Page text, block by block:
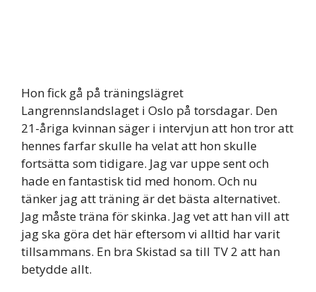
Hon fick gå på träningslägret
Langrennslandslaget i Oslo på torsdagar. Den
21-åriga kvinnan säger i intervjun att hon tror att
hennes farfar skulle ha velat att hon skulle
fortsätta som tidigare. Jag var uppe sent och
hade en fantastisk tid med honom. Och nu
tänker jag att träning är det bästa alternativet.
Jag måste träna för skinka. Jag vet att han vill att
jag ska göra det här eftersom vi alltid har varit
tillsammans. En bra Skistad sa till TV 2 att han
betydde allt.